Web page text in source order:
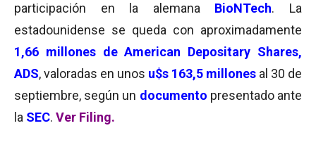
participación en la alemana BioNTech. La
estadounidense se queda con aproximadamente
1,66 millones de American Depositary Shares,
ADS, valoradas en unos u$s 163,5 millones al 30 de
septiembre, según un documento presentado ante
la SEC. Ver Filing.